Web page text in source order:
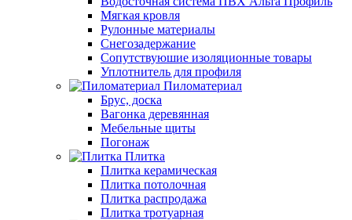
Мягкая кровля
Рулонные материалы
Снегозадержание
Сопутствуюшие изоляционные товары
Уплотнитель для профиля
Пиломатериал
Брус, доска
Вагонка деревянная
Мебельные щиты
Погонаж
Плитка
Плитка керамическая
Плитка потолочная
Плитка распродажа
Плитка тротуарная